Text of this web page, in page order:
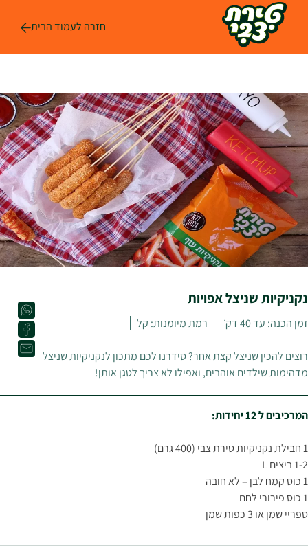
חזרה לעמוד הבית
נקניקיות שניצל אפויות
זמן הכנה: עד 40 דק׳ רמת מיומנות: קל
רוצים להכין שניצל קצת אחר? סידרנו לכם מתכון לנקניקיות שניצל
מדהימות שילדים אוהבים, ואפילו לא צריך לטגן אותן!
המרכיבים ל 12 יחידות:
1 חבילת נקניקיות טירת צבי (400 גרם)
1-2 ביצים L
1 כוס קמח לבן – לא חובה
1 כוס פירורי לחם
ספריי שמן או 3 כפות שמן